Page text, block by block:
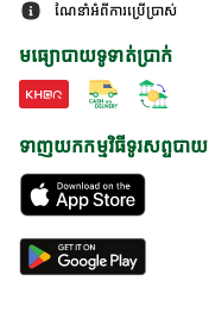
ណែនាំអំពីការប្រើប្រាស់
មធ្យោបាយទូទាត់ប្រាក់
ទាញយកកម្មវិធីទូរសព្ទបា